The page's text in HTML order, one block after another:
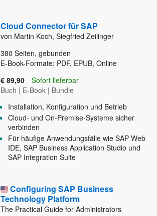
Cloud Connector für SAP
von Martin Koch, Siegfried Zeilinger
380 Seiten, gebunden
E-Book-Formate: PDF, EPUB, Online
€ 89,90
Sofort lieferbar
Buch | E-Book | Bundle
Installation, Konfiguration und Betrieb
Cloud- und On-Premise-Systeme sicher
verbinden
Für häufige Anwendungsfälle wie SAP Web
IDE, SAP Business Application Studio und
SAP Integration Suite
Configuring SAP Business
Technology Platform
The Practical Guide for Administrators